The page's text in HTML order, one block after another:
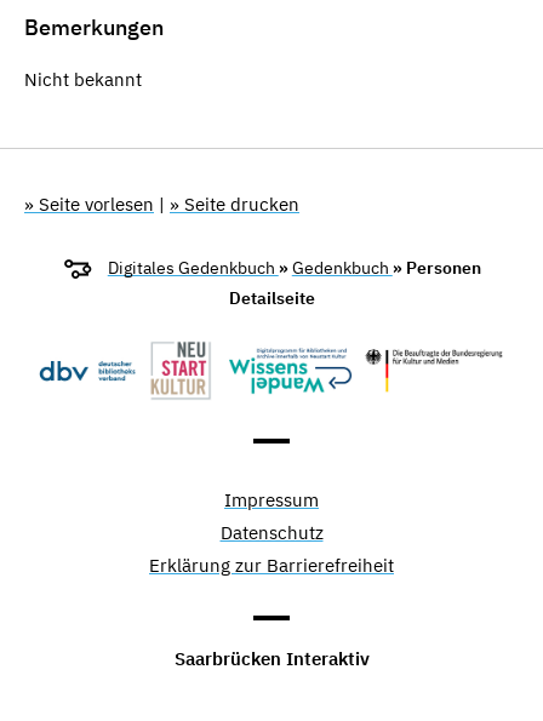
Bemerkungen
Nicht bekannt
» Seite vorlesen | » Seite drucken
Digitales Gedenkbuch »Gedenkbuch » Personen
Detailseite
Impressum
Datenschutz
Erklärung zur Barrierefreiheit
Saarbrücken Interaktiv